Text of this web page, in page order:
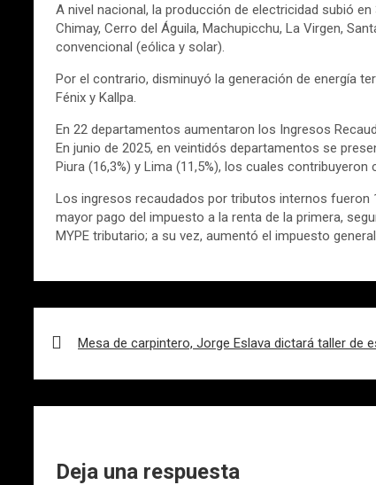
A nivel nacional, la producción de electricidad subió
Chimay, Cerro del Águila, Machupicchu, La Virgen,
convencional (eólica y solar).
Por el contrario, disminuyó la generación de energía
Fénix y Kallpa.
En 22 departamentos aumentaron los Ingresos
En junio de 2025, en veintidós departamentos se
Piura (16,3%) y Lima (11,5%), los cuales
Los ingresos recaudados por tributos internos fueron
mayor pago del impuesto a la renta de la primera,
MYPE tributario; a su vez, aumentó el impuesto
de
Mesa de carpintero, Jorge Eslava dictará taller de
Deja una respuesta